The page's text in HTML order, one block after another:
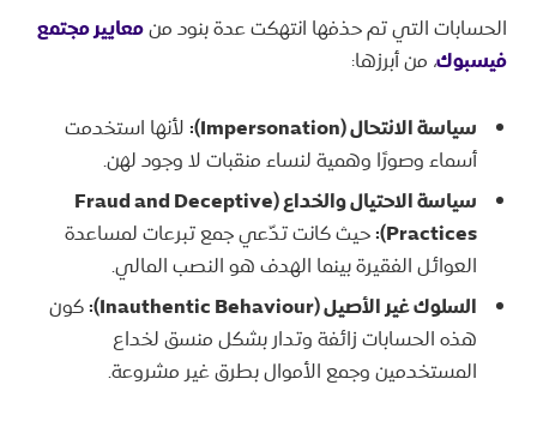
الحسابات التي تم حذفها انتهكت عدة بنود منمعايير مجتمع
فيسبوك، من أبرزها:
سياسة الانتحال (Impersonation):
لأنها استخدمت
أسماء وصورًا وهمية لنساء منقبات لا وجود لهن.
سياسة الاحتيال والخداع (Fraud and Deceptive
Practices): حيث كانت تدّعي جمع تبرعات لمساعدة
العوائل الفقيرة بينما الهدف هو النصب المالي.
السلوك غير الأصيل (Inauthentic Behaviour):
كون
هذه الحسابات زائفة وتدار بشكل منسق لخداع
المستخدمين وجمع الأموال بطرق غير مشروعة.